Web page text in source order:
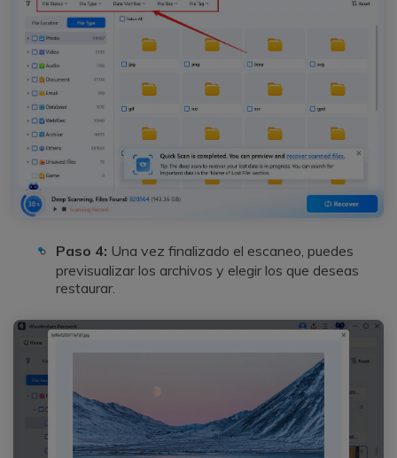
Paso 4: Una vez finalizado el escaneo, puedes
previsualizar los archivos y elegir los que deseas
restaurar.